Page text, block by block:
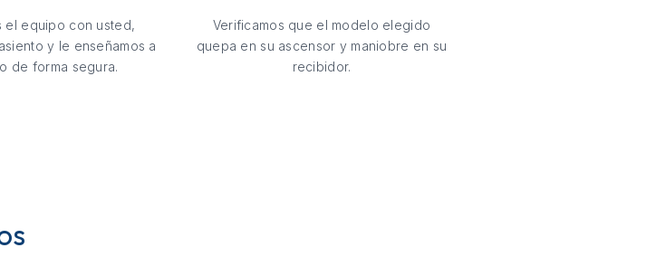
el equipo con usted,
y le enseñamos a
de forma segura.
Verificamos que el modelo elegido
quepa en su ascensor y maniobre en su
recibidor.